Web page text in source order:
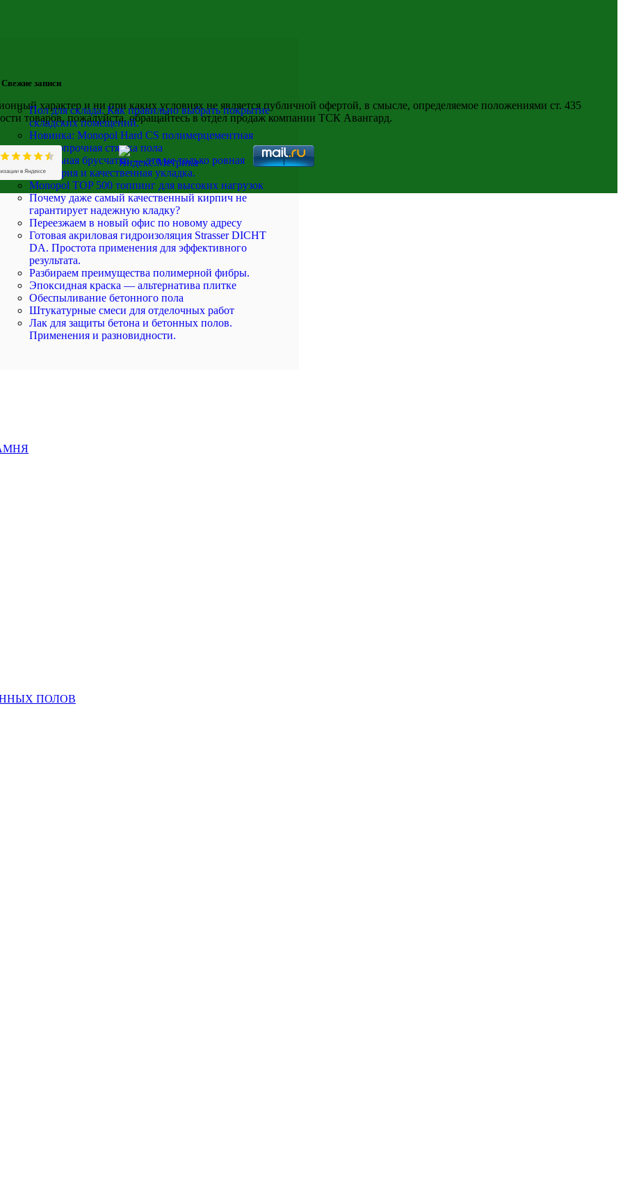
Свежие записи
Пол для склада. Как правильно выбрать покрытие
складских помещений.
Новинка: Monopol Hard CS полимерцементная
высокопрочная стяжка пола
Идеальная брусчатка — это не только ровная
геометрия и качественная укладка.
Monopol TOP 500 топпинг для высоких нагрузок
Почему даже самый качественный кирпич не
гарантирует надежную кладку?
Переезжаем в новый офис по новому адресу
Готовая акриловая гидроизоляция Strasser DICHT
DA. Простота применения для эффективного
результата.
Разбираем преимущества полимерной фибры.
Эпоксидная краска — альтернатива плитке
Обеспыливание бетонного пола
Штукатурные смеси для отделочных работ
Лак для защиты бетона и бетонных полов.
Применения и разновидности.
характер и ни при каких условиях не является публичной офертой, в смысле, определяемое положениями ст. 435
товаров, пожалуйста, обращайтесь в отдел продаж компании ТСК Авангард.
ПОЛОВ